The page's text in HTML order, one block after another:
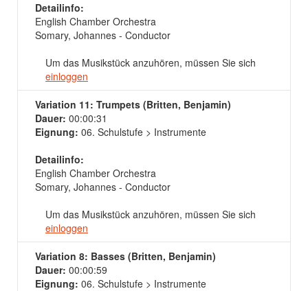
Detailinfo:
English Chamber Orchestra
Somary, Johannes - Conductor
Um das Musikstück anzuhören, müssen Sie sich
einloggen
Variation 11: Trumpets (Britten, Benjamin)
Dauer: 00:00:31
Eignung: 06. Schulstufe > Instrumente
Detailinfo:
English Chamber Orchestra
Somary, Johannes - Conductor
Um das Musikstück anzuhören, müssen Sie sich
einloggen
Variation 8: Basses (Britten, Benjamin)
Dauer: 00:00:59
Eignung: 06. Schulstufe > Instrumente